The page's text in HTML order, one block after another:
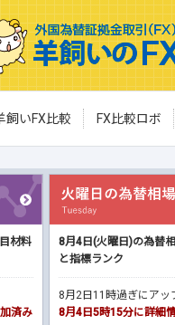
飼いFX比較 FX比較ロボ
材料
済み
8月4日(火曜日)の為替
と指標ランク
8月2日11時過ぎにアッ
8月4日5時15分に詳細